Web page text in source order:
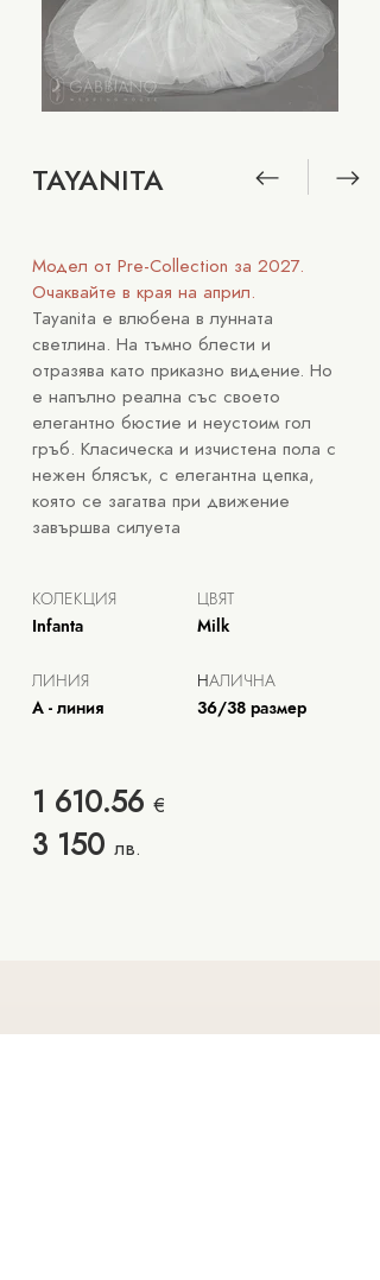
TAYANITA
Модел от Pre-Collection за 2027.
Очаквайте в края на април.
Tayanita е влюбена в лунната
светлина. На тъмно блести и
отразява като приказно видение. Но
е напълно реална със своето
елегантно бюстие и неустоим гол
гръб. Класическа и изчистена пола с
нежен блясък, с елегантна цепка,
която се загатва при движение
завършва силуета
КОЛЕКЦИЯ
Infanta
ЛИНИЯ
А - линия
1 610.56 €
3 150 лв.
ЦВЯТ
Milk
НАЛИЧНА
36/38 размер